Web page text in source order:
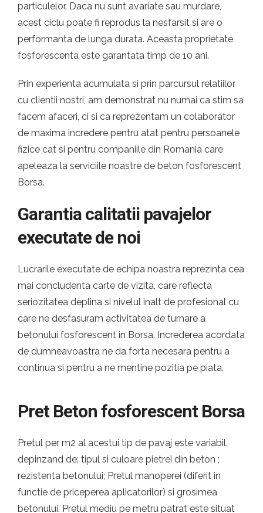
particulelor. Daca nu sunt avariate sau murdare,
acest ciclu poate fi reprodus la nesfarsit si are o
performanta de lunga durata. Aceasta proprietate
fosforescenta este garantata timp de 10 ani.
Prin experienta acumulata si prin parcursul relatiilor
cu clientii nostri, am demonstrat nu numai ca stim sa
facem afaceri, ci si ca reprezentam un colaborator
de maxima incredere pentru atat pentru persoanele
fizice cat si pentru companiile din Romania care
apeleaza la serviciile noastre de beton fosforescent
Borsa.
Garantia calitatii pavajelor
executate de noi
Lucrarile executate de echipa noastra reprezinta cea
mai concludenta carte de vizita, care reflecta
seriozitatea deplina si nivelul inalt de profesional cu
care ne desfasuram activitatea de turnare a
betonului fosforescent in Borsa. Increderea acordata
de dumneavoastra ne da forta necesara pentru a
continua si pentru a ne mentine pozitia pe piata.
Pret Beton fosforescent Borsa
Pretul per m2 al acestui tip de pavaj este variabil,
depinzand de: tipul si culoare pietrei din beton ;
rezistenta betonului; Pretul manoperei (diferit in
functie de priceperea aplicatorilor) si grosimea
betonului. Pretul mediu pe metru patrat este situat